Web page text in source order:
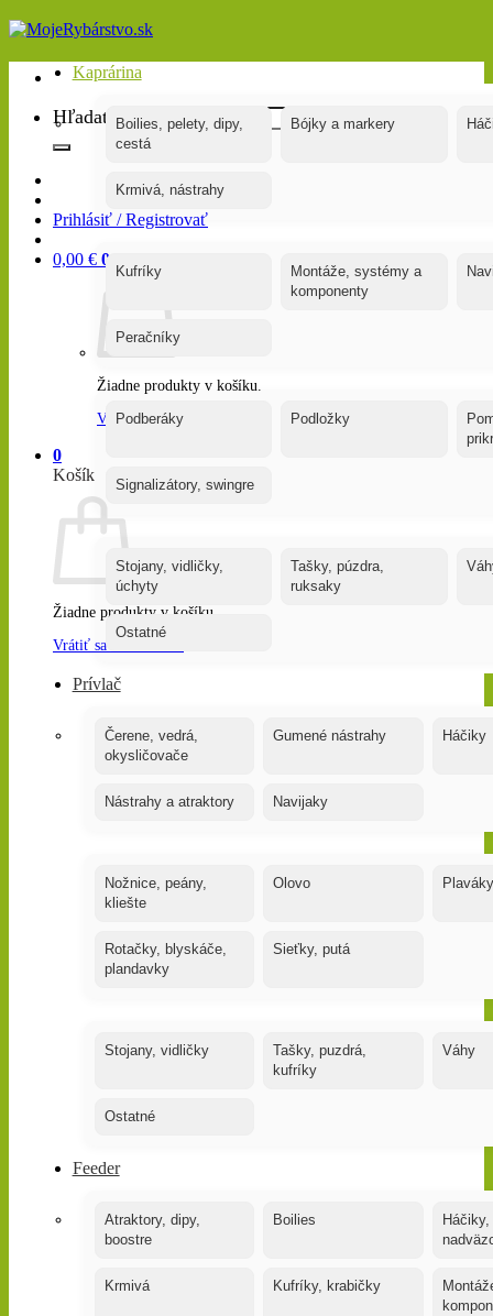
Hľadať:
Prihlásiť / Registrovať
0,00 € 0
Žiadne produkty v košíku.
Vrátiť sa do obchodu
0
Košík
Žiadne produkty v košíku.
Vrátiť sa do obchodu
Kaprárina
Boilies, pelety, dipy,
cestá
Bójky a markery
Krmivá, nástrahy
Kufríky
Montáže, systémy a
komponenty
Peračníky
Podberáky Podložky
Signalizátory, swingre
Stojany, vidličky,
úchyty
Tašky, púzdra,
ruksaky
Ostatné
Prívlač
Čerene, vedrá,
okysličovače
Gumené nástrahy Háčiky
Nástrahy a atraktory Navijaky
Nožnice, peány,
kliešte
Olovo Plaváky
Rotačky, blyskáče,
plandavky
Sieťky, putá
Stojany, vidličky
Tašky, puzdrá,
kufríky
Váhy
Ostatné
Feeder
Atraktory, dipy,
boostre
Boilies
Krmivá Kufríky, krabičky